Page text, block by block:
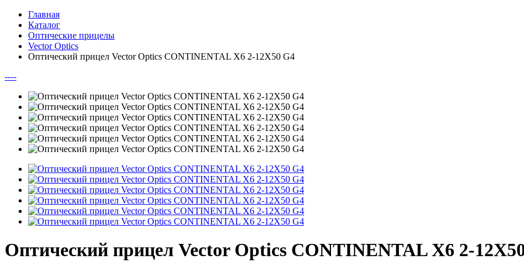
Главная
Каталог
Оптические прицелы
Vector Optics
Оптический прицел Vector Optics CONTINENTAL X6 2-12X50 G4
----
Оптический прицел Vector Optics CONTINENTAL X6 2-